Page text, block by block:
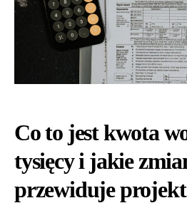
Co to jest kwota
tysięcy i jakie
przewiduje